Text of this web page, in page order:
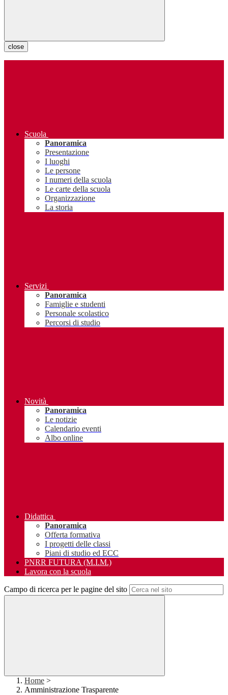
close
Scuola
Panoramica
Presentazione
I luoghi
Le persone
I numeri della scuola
Le carte della scuola
Organizzazione
La storia
Servizi
Panoramica
Famiglie e studenti
Personale scolastico
Percorsi di studio
Novità
Panoramica
Le notizie
Calendario eventi
Albo online
Didattica
Panoramica
Offerta formativa
I progetti delle classi
Piani di studio ed ECC
PNRR FUTURA (M.I.M.)
Lavora con la scuola
Campo di ricerca per le pagine del sito
Home >
Amministrazione Trasparente